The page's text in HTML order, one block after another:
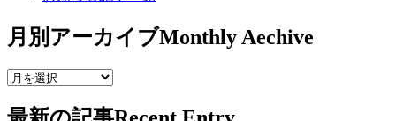
月別アーカイブMonthly Aechive